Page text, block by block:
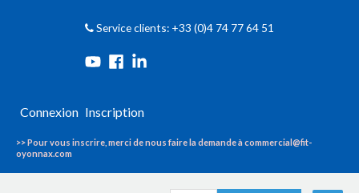
Service clients: +33 (0)4 74 77 64 51
Connexion Inscription
>> Pour vous inscrire, merci de nous faire la demande à commercial@fit-
oyonnax.com